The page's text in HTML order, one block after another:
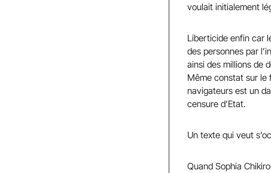
voulait initialement
Liberticide enfin car
des personnes par
ainsi des millions de
Même constat sur le
navigateurs est un
censure d’Etat.
Un texte qui veut
Quand Sophia